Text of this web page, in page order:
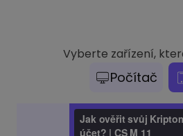
Vyberte zařízení,
Počítač